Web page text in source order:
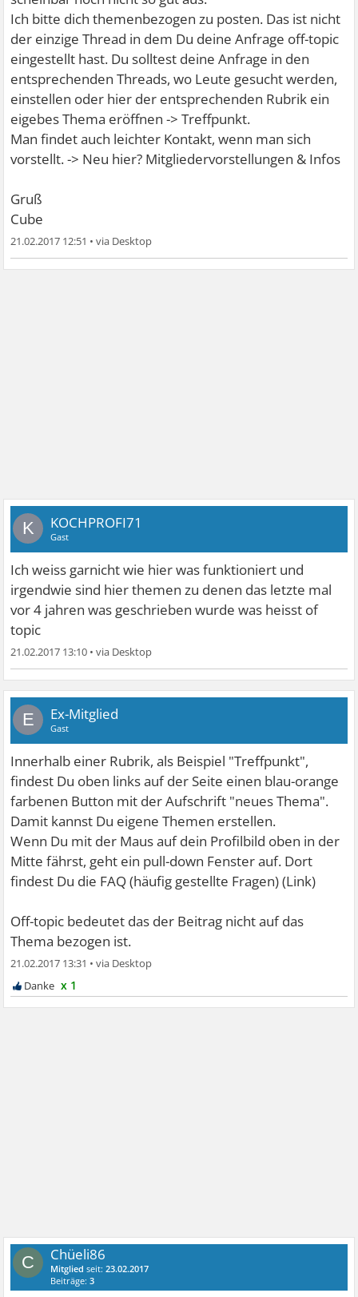
Ich bitte dich themenbezogen zu posten. Das ist nicht
der einzige Thread in dem Du deine Anfrage off-topic
eingestellt hast. Du solltest deine Anfrage in den
entsprechenden Threads, wo Leute gesucht werden,
einstellen oder hier der entsprechenden Rubrik ein
eigebes Thema eröffnen -> Treffpunkt.
Man findet auch leichter Kontakt, wenn man sich
vorstellt. -> Neu hier? Mitgliedervorstellungen & Infos
Gruß
Cube
21.02.2017 12:51 •
K KOCHPROFI71
Gast
Ich weiss garnicht wie hier was funktioniert und
irgendwie sind hier themen zu denen das letzte mal
vor 4 jahren was geschrieben wurde was heisst of
topic
21.02.2017 13:10 •
E Ex-Mitglied
Gast
Innerhalb einer Rubrik, als Beispiel "Treffpunkt",
findest Du oben links auf der Seite einen blau-orange
farbenen Button mit der Aufschrift "neues Thema".
Damit kannst Du eigene Themen erstellen.
Wenn Du mit der Maus auf dein Profilbild oben in der
Mitte fährst, geht ein pull-down Fenster auf. Dort
findest Du die FAQ (häufig gestellte Fragen) (Link)
Off-topic bedeutet das der Beitrag nicht auf das
Thema bezogen ist.
21.02.2017 13:31 •
x 1
C Chüeli86
Mitglied seit:23.02.2017
Beiträge:3